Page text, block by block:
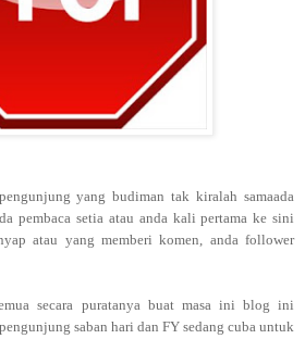
yang budiman tak kiralah samaada
pembaca setia atau anda kali pertama ke sini
atau yang memberi komen, anda follower
secara puratanya buat masa ini blog ini
saban hari dan FY sedang cuba untuk